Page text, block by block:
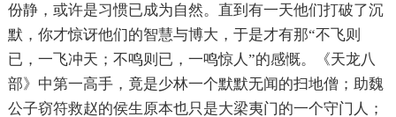
份静，或许是习惯已成为自然。直到有一天他们打破了沉
默，你才惊讶他们的智慧与博大，于是才有那“不飞则
已，一飞冲天；不鸣则已，一鸣惊人”的感慨。《天龙八
部》中第一高手，竟是少林一个默默无闻的扫地僧；助魏
公子窃符救赵的侯生原本也只是大梁夷门的一个守门人；